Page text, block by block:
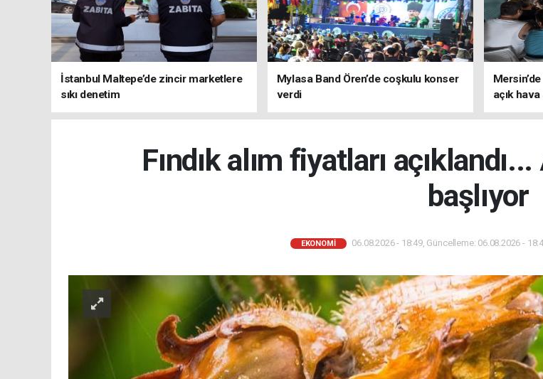
İstanbul Maltepe’de zincir marketlere
sıkı denetim
Mylasa Band Ören’de coşkulu konser
verdi
açık
Fındık alım fiyatları
başlıyor
EKONOMİ 06.08.2026 - 18:49, Güncelleme: 06.08.2026 -